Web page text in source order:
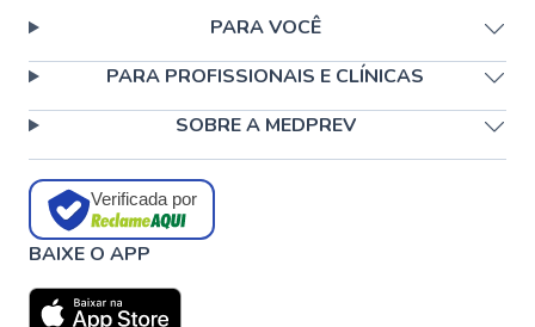
PARA VOCÊ
PARA PROFISSIONAIS E CLÍNICAS
SOBRE A MEDPREV
Verificada por
BAIXE O APP